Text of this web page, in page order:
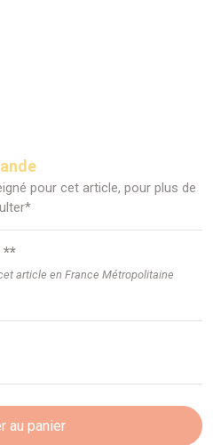
pour cet article, pour plus de
**
article en France Métropolitaine
au panier